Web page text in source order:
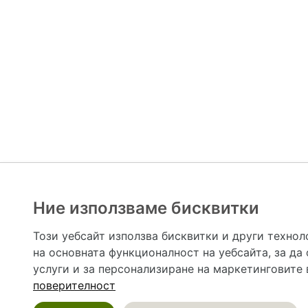
предназначена да служи само и единствено за
допълване на данните и за коригиране на
Ние използваме бисквитки
Този уебсайт използва бисквитки и други
на основната функционалност на уебсайта, за да
услуги и за персонализиране на
поверителност